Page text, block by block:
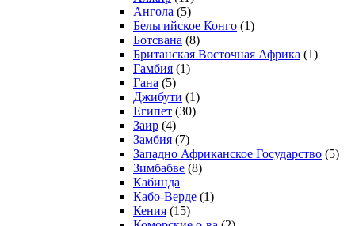
Ангола (5)
Бельгийское Конго (1)
Ботсвана (8)
Британская Восточная Африка (1)
Гамбия (1)
Гана (5)
Джибути (1)
Египет (30)
Заир (4)
Замбия (7)
Западно Африканское Государство (5)
Зимбабве (8)
Кабинда
Кабо-Верде (1)
Кения (15)